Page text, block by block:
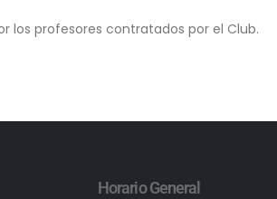
los profesores contratados por el Club.
Horario General